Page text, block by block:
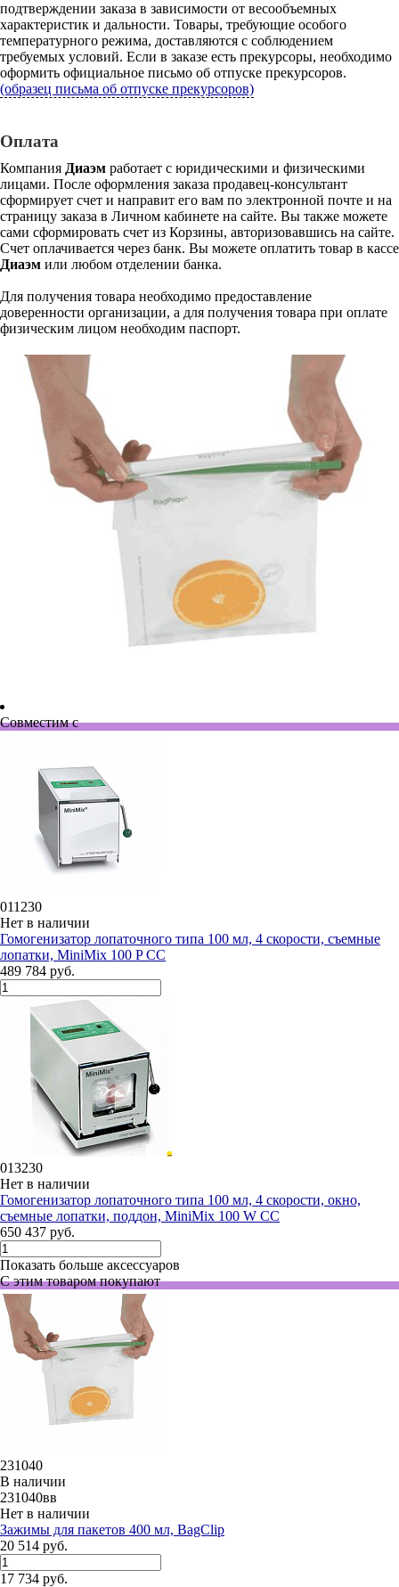
подтверждении заказа в зависимости от весообъемных
характеристик и дальности. Товары, требующие особого
температурного режима, доставляются с соблюдением
требуемых условий. Если в заказе есть прекурсоры, необходимо
оформить официальное письмо об отпуске прекурсоров.
(образец письма об отпуске прекурсоров)
Оплата
Компания Диаэм работает с юридическими и физическими
лицами. После оформления заказа продавец-консультант
сформирует счет и направит его вам по электронной почте и на
страницу заказа в Личном кабинете на сайте. Вы также можете
сами сформировать счет из Корзины, авторизовавшись на сайте.
Счет оплачивается через банк. Вы можете оплатить товар в кассе
Диаэм или любом отделении банка.
Для получения товара необходимо предоставление
доверенности организации, а для получения товара при оплате
физическим лицом необходим паспорт.
Совместим с
011230
Нет в наличии
Гомогенизатор лопаточного типа 100 мл, 4 скорости, съемные
лопатки, MiniMix 100 P СС
489 784 руб.
013230
Нет в наличии
Гомогенизатор лопаточного типа 100 мл, 4 скорости, окно,
съемные лопатки, поддон, MiniMix 100 W СС
650 437 руб.
Показать больше аксессуаров
С этим товаром покупают
231040
В наличии
231040вв
Нет в наличии
Зажимы для пакетов 400 мл, BagClip
20 514 руб.
17 734 руб.